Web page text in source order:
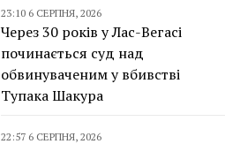
23:10 6 СЕРПНЯ, 2026
Через 30 років у Лас-Вегасі
починається суд над
обвинуваченим у вбивстві
Тупака Шакура
22:57 6 СЕРПНЯ, 2026